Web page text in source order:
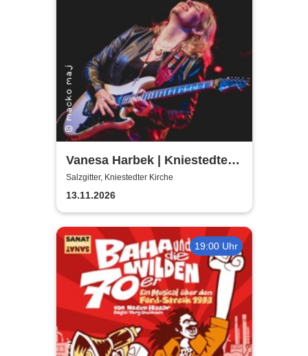
Vanesa Harbek | Kniestedter
Kirche
Salzgitter, Kniestedter Kirche
13.11.2026
19:00 Uhr